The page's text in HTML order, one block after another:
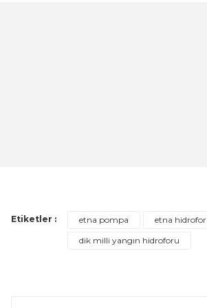
Etiketler : etna pompa etna hidrofor
dik milli yangın hidroforu